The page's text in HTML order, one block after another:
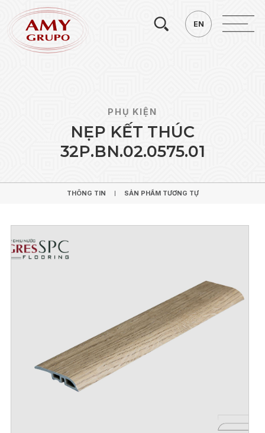
EN
PHỤ KIỆN
NẸP KẾT THÚC
32P.BN.02.0575.01
THÔNG TIN SẢN PHẨM TƯƠNG TỰ
Tìm